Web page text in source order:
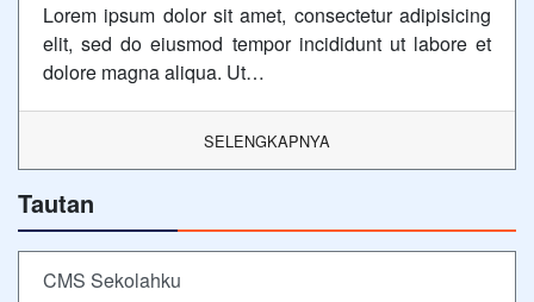
Lorem ipsum dolor sit amet, consectetur adipisicing
elit, sed do eiusmod tempor incididunt ut labore et
dolore magna aliqua. Ut…
SELENGKAPNYA
Tautan
CMS Sekolahku